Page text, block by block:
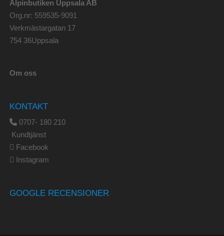
Alpinbutiken Uppsala AB
Org.nr: 559535-9091
Verkmästargatan 17
754 36Uppsala
Om oss
KONTAKT
0707- 180 210
Kundtjänst
Facebook
Instagram
GOOGLE RECENSIONER